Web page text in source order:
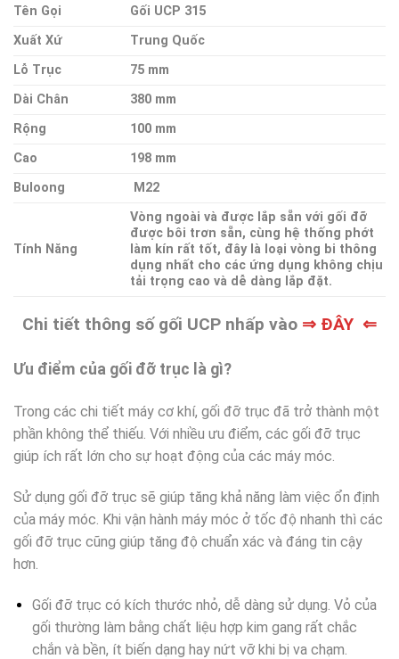
Tên Gọi
Gối UCP 315
Xuất Xứ
Trung Quốc
Lỗ Trục
75 mm
Dài Chân
380 mm
Rộng
100 mm
Cao
198 mm
Buloong
M22
Tính Năng
Vòng ngoài và được lắp sẵn với gối đỡ
được bôi trơn sẵn, cùng hệ thống phớt
làm kín rất tốt, đây là loại vòng bi thông
dụng nhất cho các ứng dụng không chịu
tải trọng cao và dễ dàng lắp đặt.
Chi tiết thông số gối UCP nhấp vào ⇒ ĐÂY ⇐
Ưu điểm của gối đỡ trục là gì?
Trong các chi tiết máy cơ khí, gối đỡ trục đã trở thành một
phần không thể thiếu. Với nhiều ưu điểm, các gối đỡ trục
giúp ích rất lớn cho sự hoạt động của các máy móc.
Sử dụng gối đỡ trục sẽ giúp tăng khả năng làm việc ổn định
của máy móc. Khi vận hành máy móc ở tốc độ nhanh thì các
gối đỡ trục cũng giúp tăng độ chuẩn xác và đáng tin cậy
hơn.
Gối đỡ trục có kích thước nhỏ, dễ dàng sử dụng. Vỏ của
gối thường làm bằng chất liệu hợp kim gang rất chắc
chắn và bền, ít biến dạng hay nứt vỡ khi bị va chạm.